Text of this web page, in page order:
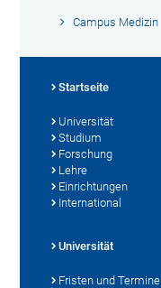
Campus Medizin
Startseite
Universität
Studium
Forschung
Lehre
Einrichtungen
International
Universität
Fristen und Termine